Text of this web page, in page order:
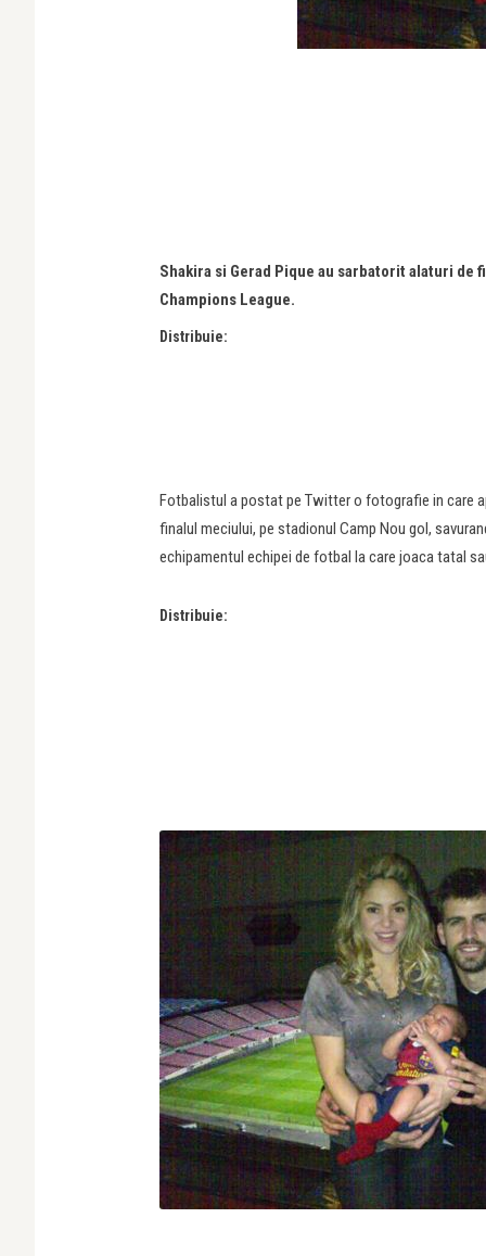
Shakira si Gerad Pique au sarbatorit alaturi
Champions League.
Distribuie:
Fotbalistul a postat pe Twitter o fotografie in care
finalul meciului, pe stadionul Camp Nou gol,
echipamentul echipei de fotbal la care joaca tatal
Distribuie: